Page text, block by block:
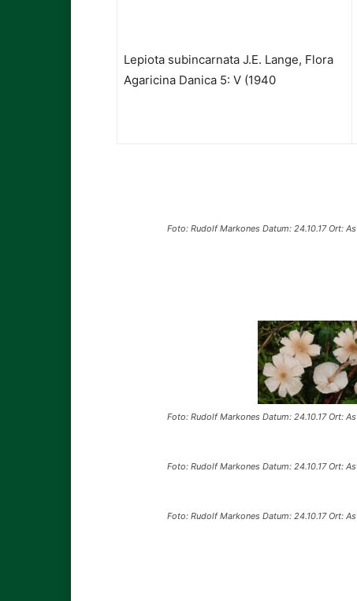
Lepiota subincarnata J.E. Lange, Flora
Agaricina Danica 5: V (1940
Foto: Rudolf Markones Datum: 24.10.17 Ort:
Foto: Rudolf Markones Datum: 24.10.17 Ort:
Foto: Rudolf Markones Datum: 24.10.17 Ort:
Foto: Rudolf Markones Datum: 24.10.17 Ort: